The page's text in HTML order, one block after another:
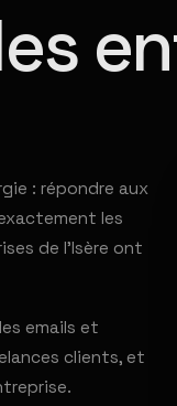
: répondre aux
les
de l'Isère ont
emails et
clients, et